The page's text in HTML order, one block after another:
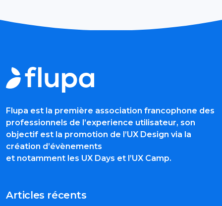
Flupa est la première association francophone des
professionnels de l’experience utilisateur, son
objectif est la promotion de l’UX Design via la
création d’évènements
et notamment les UX Days et l’UX Camp.
Articles récents